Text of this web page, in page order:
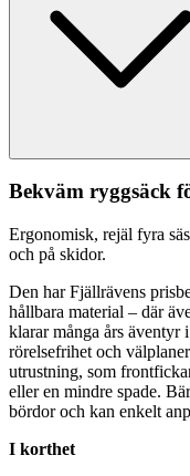
Bekväm ryggsäck
Ergonomisk, rejäl fyra
och på skidor.
Den har Fjällrävens
hållbara material – där
klarar många års äventyr
rörelsefrihet och
utrustning, som
eller en mindre spade.
bördor och kan enkelt an
I korthet